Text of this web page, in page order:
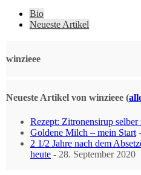
Bio
Neueste Artikel
winzieee
Neueste Artikel von winzieee (
Rezept: Zitronensirup selber
Goldene Milch – mein Start
2 1/2 Jahre nach dem
heute - 28. September 2020